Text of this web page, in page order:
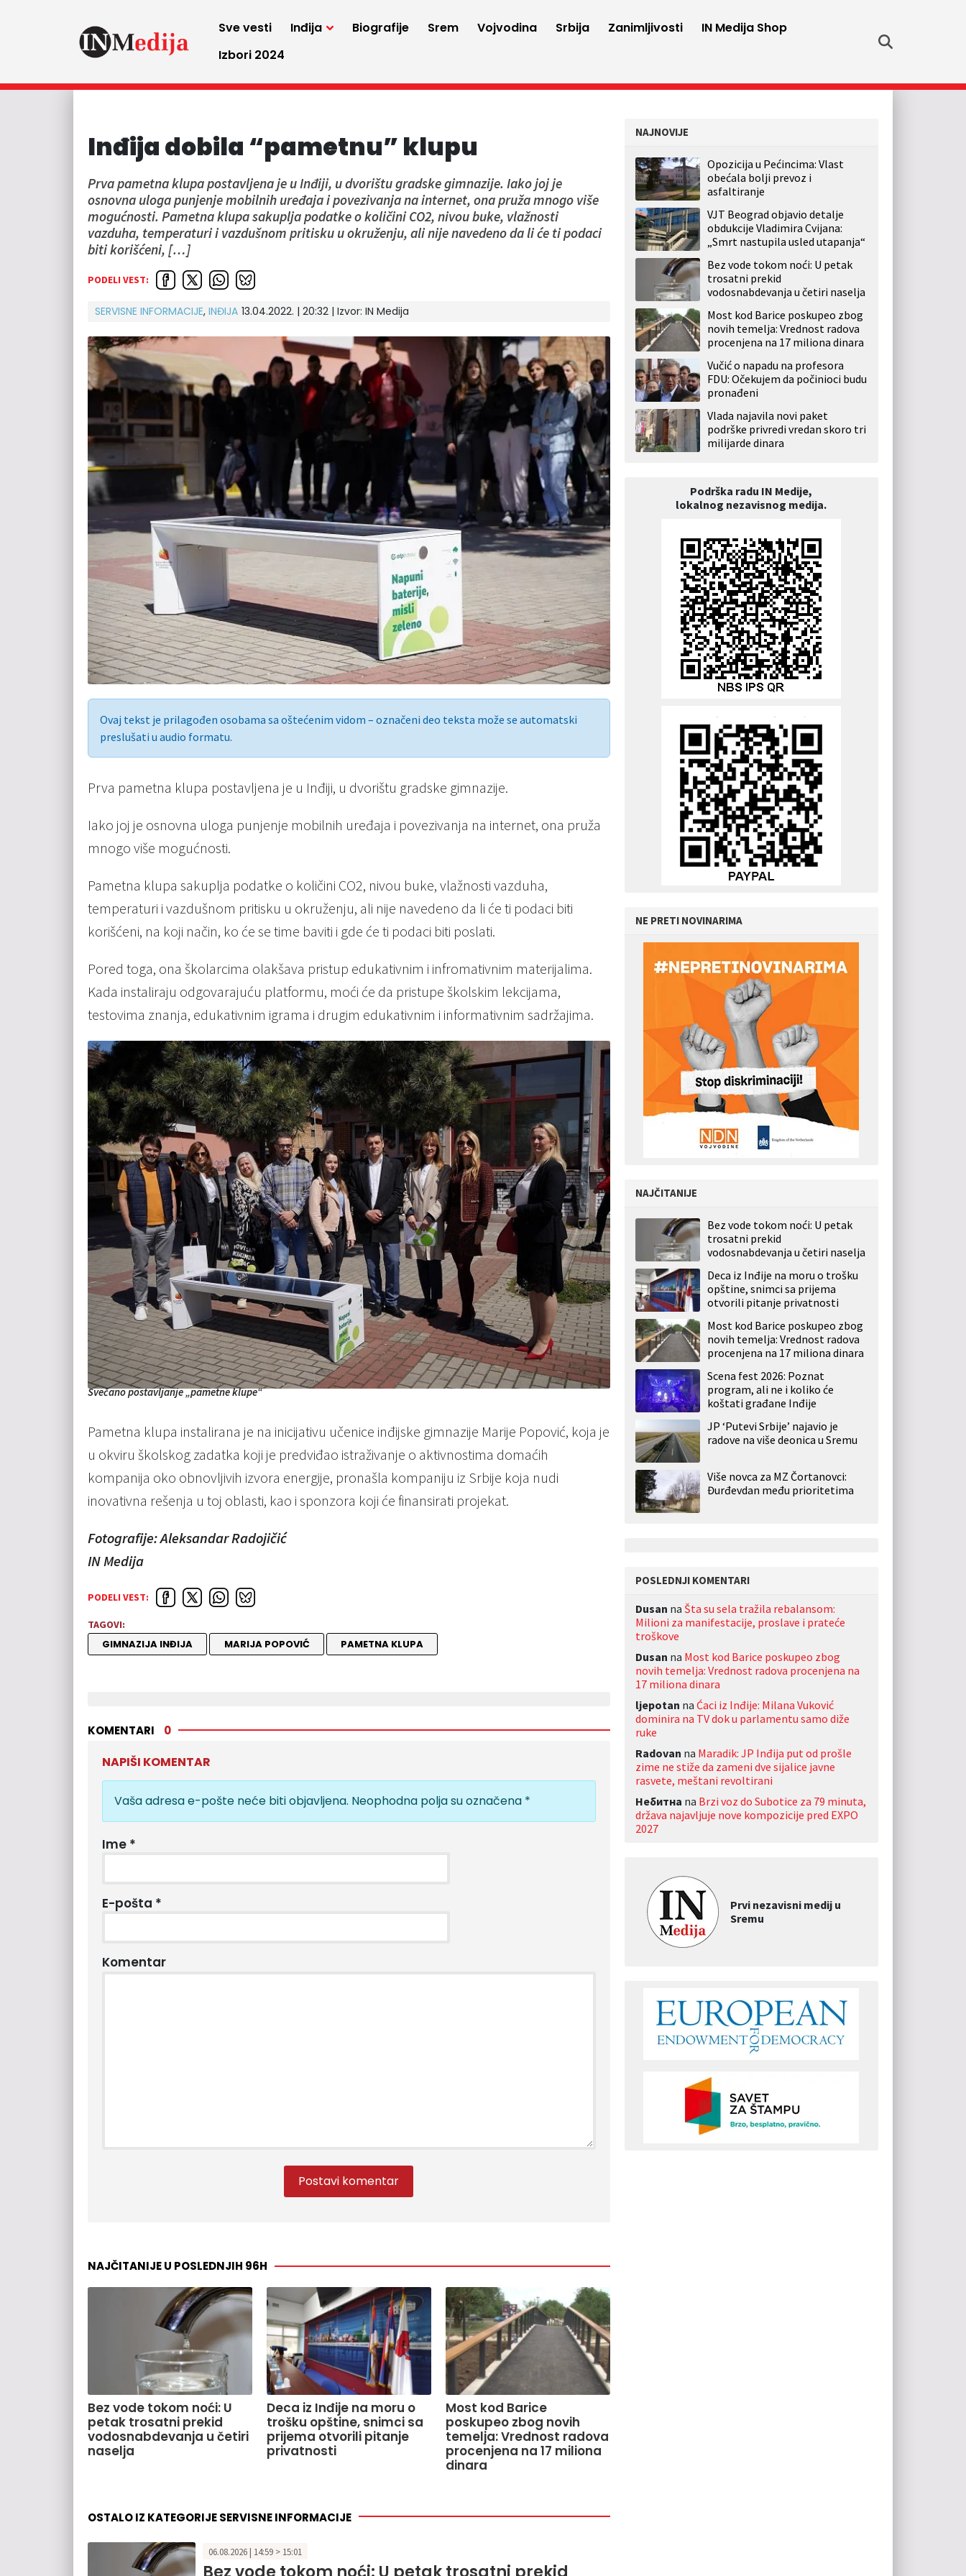
Sve vesti Inđija Biografije Srem Vojvodina Srbija Zanimljivosti
IN Medija Shop
Izbori 2024
Inđija dobila “pametnu” klupu
Prva pametna klupa postavljena je u Inđiji, u dvorištu gradske gimnazije. Iako joj je
osnovna uloga punjenje mobilnih uređaja i povezivanja na internet, ona pruža mnogo više
mogućnosti. Pametna klupa sakuplja podatke o količini CO2, nivou buke, vlažnosti
vazduha, temperaturi i vazdušnom pritisku u okruženju, ali nije navedeno da li će ti podaci
biti korišćeni, […]
PODELI VEST:
SERVISNE INFORMACIJE, INĐIJA 13.04.2022. | 20:32 | Izvor: IN Medija
Ovaj tekst je prilagođen osobama sa oštećenim vidom – označeni deo teksta može se automatski
preslušati u audio formatu.
Prva pametna klupa postavljena je u Inđiji, u dvorištu gradske gimnazije.
Iako joj je osnovna uloga punjenje mobilnih uređaja i povezivanja na internet, ona pruža
mnogo više mogućnosti.
Pametna klupa sakuplja podatke o količini CO2, nivou buke, vlažnosti vazduha,
temperaturi i vazdušnom pritisku u okruženju, ali nije navedeno da li će ti podaci biti
korišćeni, na koji način, ko će se time baviti i gde će ti podaci biti poslati.
Pored toga, ona školarcima olakšava pristup edukativnim i infromativnim materijalima.
Kada instaliraju odgovarajuću platformu, moći će da pristupe školskim lekcijama,
testovima znanja, edukativnim igrama i drugim edukativnim i informativnim sadržajima.
Svečano postavljanje „pametne klupe“
Pametna klupa instalirana je na inicijativu učenice inđijske gimnazije Marije Popović, koja je
u okviru školskog zadatka koji je predviđao istraživanje o aktivnostima domaćih
kompanija oko obnovljivih izvora energije, pronašla kompaniju iz Srbije koja nudi
inovativna rešenja u toj oblasti, kao i sponzora koji će finansirati projekat.
Fotografije: Aleksandar Radojičić
IN Medija
PODELI VEST:
TAGOVI:
GIMNAZIJA INĐIJA MARIJA POPOVIĆ PAMETNA KLUPA
KOMENTARI 0
NAPIŠI KOMENTAR
Vaša adresa e-pošte neće biti objavljena. Neophodna polja su označena *
Ime *
E-pošta *
Komentar
NAJČITANIJE U POSLEDNJIH 96H
Bez vode tokom noći: U
petak trosatni prekid
vodosnabdevanja u četiri
naselja
Deca iz Inđije na moru o
trošku opštine, snimci sa
prijema otvorili pitanje
privatnosti
Most kod Barice
poskupeo zbog novih
temelja: Vrednost radova
procenjena na 17 miliona
dinara
OSTALO IZ KATEGORIJE SERVISNE INFORMACIJE
06.08.2026 | 14:59 > 15:01
NAJNOVIJE
Opozicija u Pećincima: Vlast
obećala bolji prevoz i
asfaltiranje
VJT Beograd objavio detalje
obdukcije Vladimira Cvijana:
„Smrt nastupila usled utapanja“
Bez vode tokom noći: U petak
trosatni prekid
vodosnabdevanja u četiri naselja
Most kod Barice poskupeo zbog
novih temelja: Vrednost radova
procenjena na 17 miliona dinara
Vučić o napadu na profesora
FDU: Očekujem da počinioci budu
pronađeni
Vlada najavila novi paket
podrške privredi vredan skoro tri
milijarde dinara
Podrška radu IN Medije,
lokalnog nezavisnog medija.
NE PRETI NOVINARIMA
NAJČITANIJE
Bez vode tokom noći: U petak
trosatni prekid
vodosnabdevanja u četiri naselja
Deca iz Inđije na moru o trošku
opštine, snimci sa prijema
otvorili pitanje privatnosti
Most kod Barice poskupeo zbog
novih temelja: Vrednost radova
procenjena na 17 miliona dinara
Scena fest 2026: Poznat
program, ali ne i koliko će
koštati građane Inđije
JP ‘Putevi Srbije’ najavio je
radove na više deonica u Sremu
Više novca za MZ Čortanovci:
Đurđevdan među prioritetima
POSLEDNJI KOMENTARI
Dusan na Šta su sela tražila rebalansom:
Milioni za manifestacije, proslave i prateće
troškove
Dusan na Most kod Barice poskupeo zbog
novih temelja: Vrednost radova procenjena na
17 miliona dinara
ljepotan na Ćaci iz Inđije: Milana Vuković
dominira na TV dok u parlamentu samo diže
ruke
Radovan na Maradik: JP Inđija put od prošle
zime ne stiže da zameni dve sijalice javne
rasvete, meštani revoltirani
Небитна na Brzi voz do Subotice za 79 minuta,
država najavljuje nove kompozicije pred EXPO
2027
Prvi nezavisni medij u
Sremu